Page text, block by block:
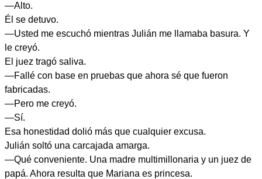
—Alto.
Él se detuvo.
—Usted me escuchó mientras Julián me llamaba basura. Y
le creyó.
El juez tragó saliva.
—Fallé con base en pruebas que ahora sé que fueron
fabricadas.
—Pero me creyó.
—Sí.
Esa honestidad dolió más que cualquier excusa.
Julián soltó una carcajada amarga.
—Qué conveniente. Una madre multimillonaria y un juez de
papá. Ahora resulta que Mariana es princesa.